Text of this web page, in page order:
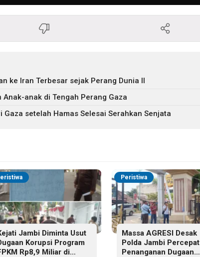
ke Iran Terbesar sejak Perang Dunia II
anak di Tengah Perang Gaza
setelah Hamas Selesai Serahkan Senjata
Jambi Diminta Usut
Korupsi Program
Rp8,9 Miliar di
Peristiwa
Massa AGRESI Desak
Polda Jambi Percepat
Penanganan Dugaan